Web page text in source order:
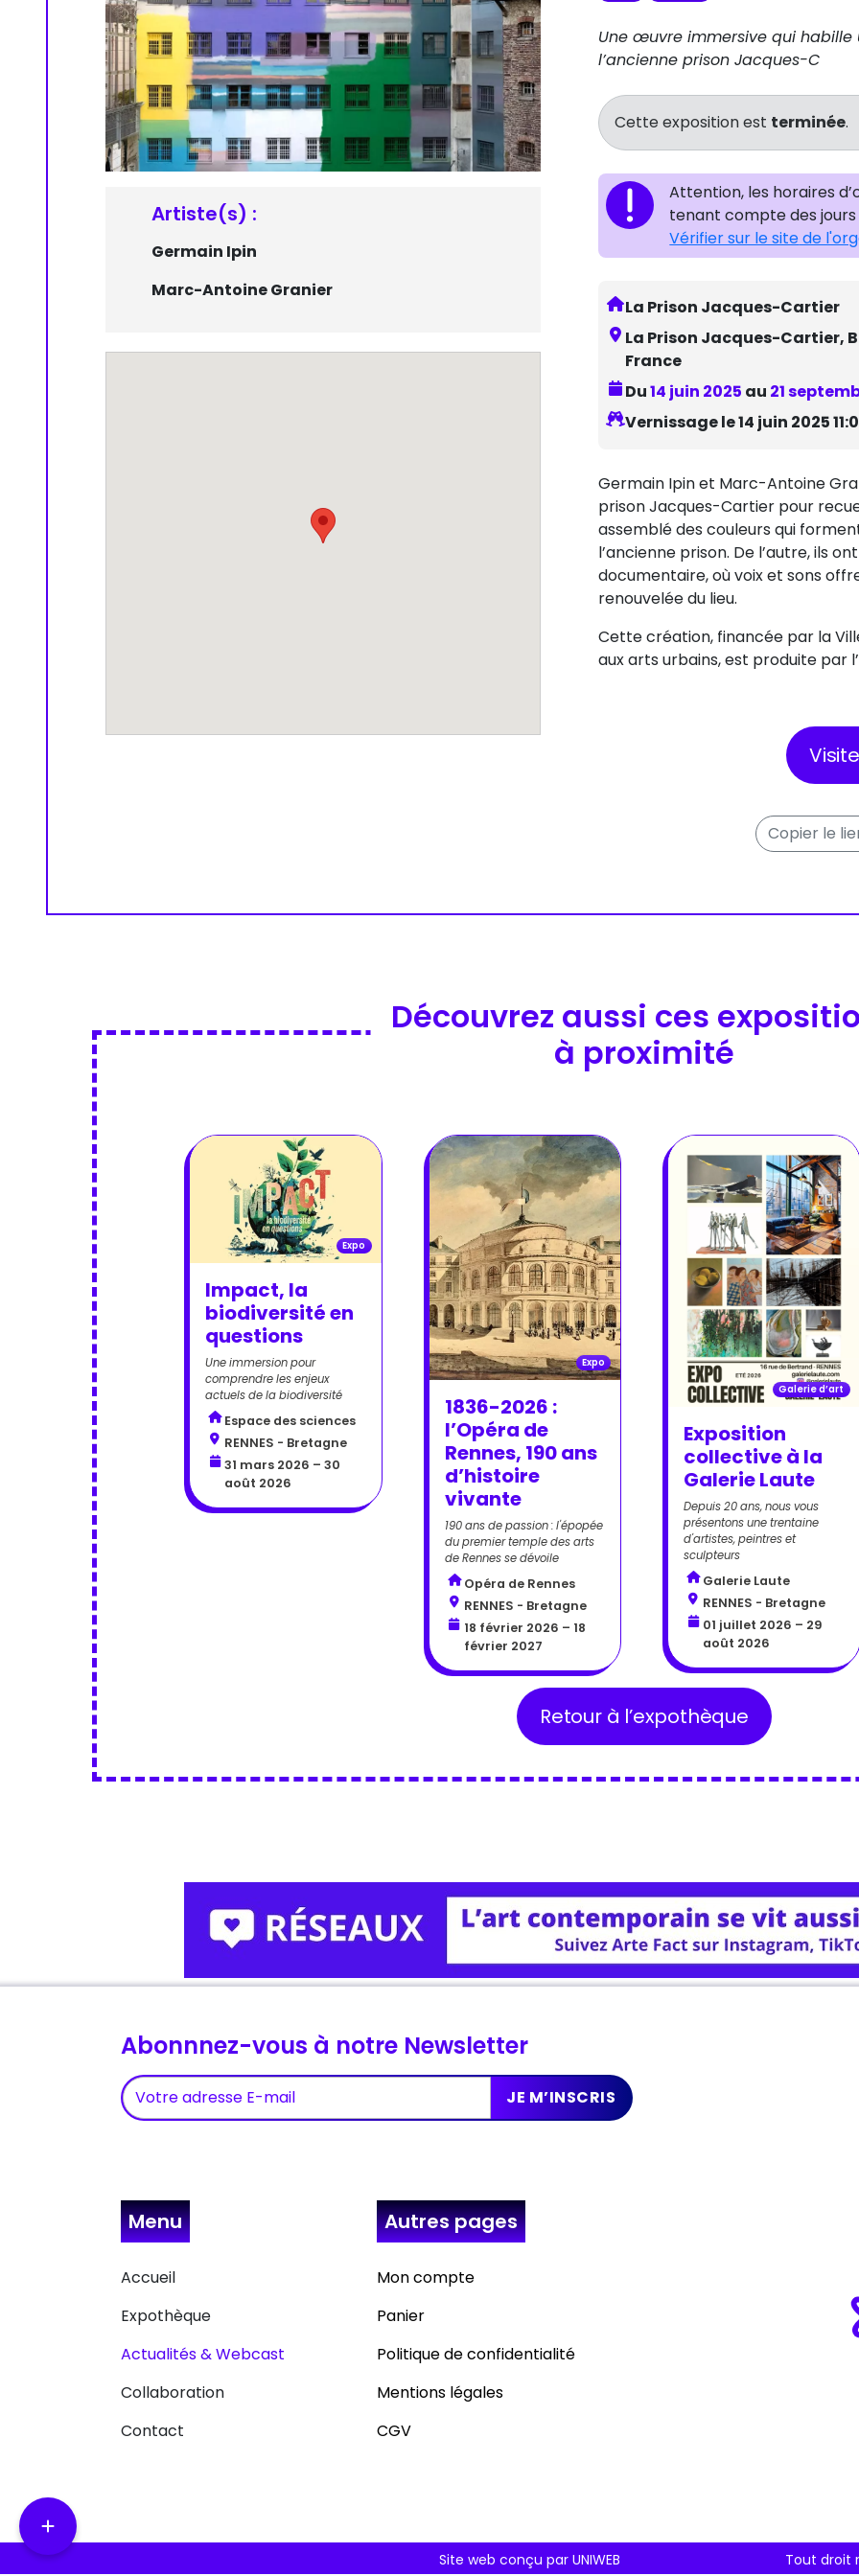
Artiste(s) :
Germain Ipin
Marc-Antoine Granier
Une œuvre immersive qui habille
l’ancienne prison Jacques-C
Cette exposition est terminée.
Attention, les horaires
tenant compte des
Vérifier sur le sitede
La Prison Jacques-Cartier
La Prison Jacques-Cartier,
France
Du14 juin 2025 au 21
Vernissage le 14 juin 2025
Germain Ipin et Marc-Antoine
prison Jacques-Cartier pour
assemblé des couleurs qui
l’ancienne prison. De l’autre, ils
documentaire, où voix et sons
renouvelée du lieu.
Cette création, financée par la
aux arts urbains, est produite par
Copier le
Découvrez aussi ces
à proximité
Expo
Impact, la
biodiversité en
questions
Une immersion pour
comprendre les enjeux
actuels de la biodiversité
Espace des sciences
RENNES - Bretagne
31 mars 2026 – 30
août 2026
Expo
1836-2026 :
l’Opéra de
Rennes, 190 ans
d’histoire
vivante
190 ans de passion : l'épopée
du premier temple des arts
de Rennes se dévoile
Opéra de Rennes
RENNES - Bretagne
18 février 2026 – 18
février 2027
Galerie d’art
Exposition
collective à la
Galerie Laute
Depuis 20 ans, nous vous
présentons une trentaine
d'artistes, peintres et
sculpteurs
Galerie Laute
RENNES - Bretagne
01 juillet 2026 – 29
août 2026
Retour à l’expothèque
Abonnnez-vous à notre Newsletter
Menu
Accueil
Expothèque
Actualités & Webcast
Collaboration
Contact
Autrespages
Mon compte
Panier
Politique de confidentialité
Mentions légales
CGV
Site web conçu par UNIWEB Tout droit